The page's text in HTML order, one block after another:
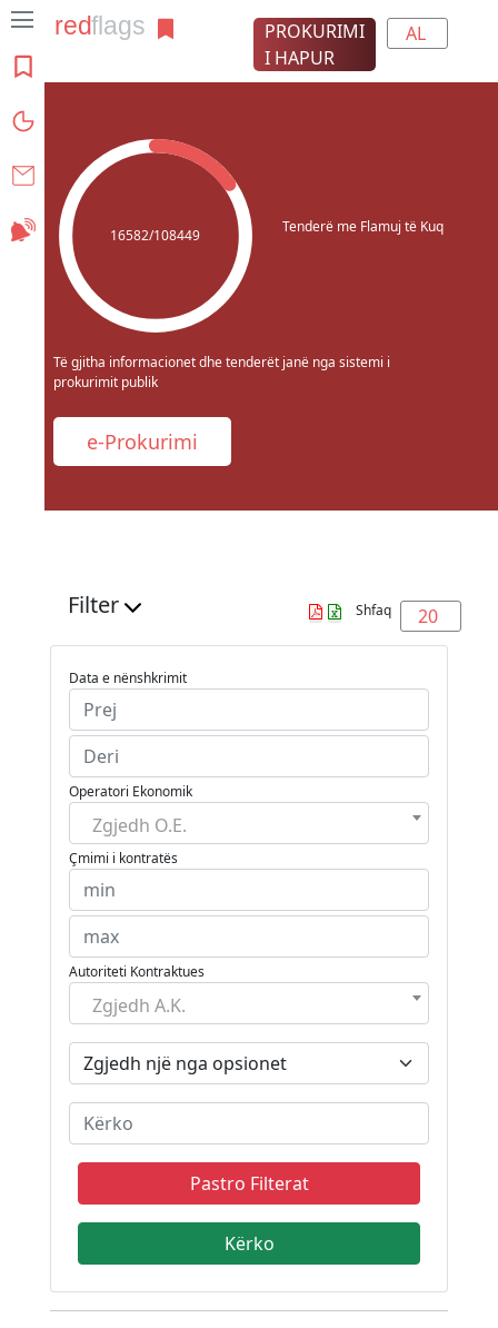
Kontakt
Abonohu
PROKURIMI
I HAPUR
AL
16582/108449 Tenderë me Flamuj të Kuq
Të gjitha informacionet dhe tenderët janë nga sistemi i
prokurimit publik
e-Prokurimi
Shfaq 20
Filter
Data e nënshkrimit
Operatori Ekonomik
Zgjedh O.E.
Çmimi i kontratës
Autoriteti Kontraktues
Zgjedh A.K.
Pastro Filterat